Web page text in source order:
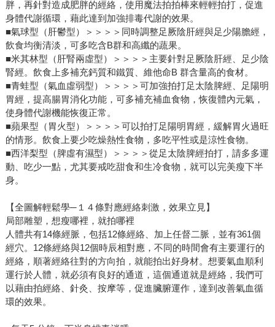
胖，再針對造成肥胖的經絡，使用魔法拍拍棒來輕輕拍打，促進
身體代謝循環，藉此達到加強排毒代謝的效果。
■氣球型（肝鬱型）＞＞＞＞同時調整足厥陰肝經與足少陽膽經，
飲食均衡清淡，可多吃含B群和高纖的蔬果。
■米其林型（肝腎兩虛型）＞＞＞＞主要針對足厥陰肝經、足少陰
腎經。飲食上多補充鈣質和鐵質、維他命B 群含量高的食材。
■青蛙型（氣血虛弱型）＞＞＞＞可加強拍打足太陰脾經、足陽明
胃經，提高腸胃消化功能，可多補充補血食物，恢復體內元氣，
使身體代謝機能恢復正常。
■蘋果型（胃火型）＞＞＞＞可以拍打足陽明胃經，緩解胃火過旺
的情形。飲食上要少吃燥熱性食物，多吃平性或是涼性食物。
■西洋梨型（脾虛有濕型）＞＞＞＞從足太陰脾經拍打，請多多運
動、吃少一點，尤其要戒吃甜食和生冷食物，就可以完美瘦下半
身。
【全圖解輕鬆學─１４條對應經絡刺激，效果立見】
局部雕塑，想瘦哪裡，就拍哪裡
人體共有14條經脈，包括12條經絡、加上任督二脈，並有361個
經穴。12條經絡與12個時辰相對應，不同的時間會有主要運行的
經絡，順著經絡往對的方向拍，就能拍出好身材。想要氣血順利
運行於人體，就必須有良好的通道，這個通道就是經絡，我們可
以藉由拍經絡、針灸、按摩等，促進臟腑運作，達到改善氣血循
環的效果。